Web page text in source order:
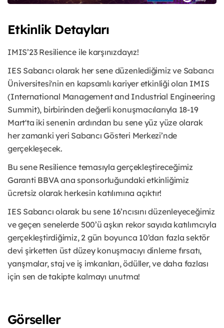
Etkinlik Detayları
IMIS’23 Resilience ile karşınızdayız!
IES Sabancı olarak her sene düzenlediğimiz ve Sabancı
Üniversitesi'nin en kapsamlı kariyer etkinliği olan IMIS
(International Management and Industrial Engineering
Summit), birbirinden değerli konuşmacılarıyla 18-19
Mart'ta iki senenin ardından bu sene yüz yüze olarak
her zamanki yeri Sabancı Gösteri Merkezi’nde
gerçekleşecek.
Bu sene Resilience temasıyla gerçekleştireceğimiz
Garanti BBVA ana sponsorluğundaki etkinliğimiz
ücretsiz olarak herkesin katılımına açıktır!
IES Sabancı olarak bu sene 16’ncısını düzenleyeceğimiz
ve geçen senelerde 500’ü aşkın rekor sayıda katılımcıyla
gerçekleştirdiğimiz, 2 gün boyunca 10’dan fazla sektör
devi şirketten üst düzey konuşmacıyı dinleme fırsatı,
yarışmalar, staj ve iş imkanları, ödüller, ve daha fazlası
için sen de takipte kalmayı unutma!
Görseller